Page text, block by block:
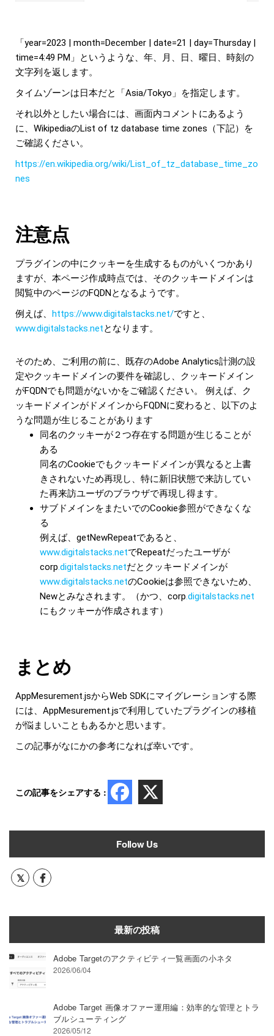
「year=2023 | month=December | date=21 | day=Thursday |
time=4:49 PM」というような、年、月、日、曜日、時刻の
文字列を返します。
タイムゾーンは日本だと「Asia/Tokyo」を指定します。
それ以外としたい場合には、画面内コメントにあるよう
に、WikipediaのList of tz database time zones（下記）を
ご確認ください。
https://en.wikipedia.org/wiki/List_of_tz_database_time_zo
nes
注意点
プラグインの中にクッキーを生成するものがいくつかあり
ますが、本ページ作成時点では、そのクッキードメインは
閲覧中のページのFQDNとなるようです。
例えば、 https://www.digitalstacks.net/ですと、
www.digitalstacks.netとなります。
そのため、ご利用の前に、既存のAdobe Analytics計測の設
定やクッキードメインの要件を確認し、クッキードメイン
がFQDNでも問題がないかをご確認ください。 例えば、ク
ッキードメインがドメインからFQDNに変わると、以下のよ
うな問題が生じることがあります
同名のクッキーが２つ存在する問題が生じることが
ある
同名のCookieでもクッキードメインが異なると上書
きされないため再現し、特に新旧状態で来訪してい
た再来訪ユーザのブラウザで再現し得ます。
サブドメインをまたいでのCookie参照ができなくな
る
例えば、getNewRepeatであると、
www.digitalstacks.netでRepeatだったユーザが
corp.digitalstacks.netだとクッキードメインが
www.digitalstacks.netのCookieは参照できないため、
Newとみなされます。（かつ、corp.digitalstacks.net
にもクッキーが作成されます）
まとめ
AppMesurement.jsからWeb SDKにマイグレーションする際
には、AppMesurement.jsで利用していたプラグインの移植
が悩ましいこともあるかと思います。
この記事がなにかの参考になれば幸いです。
この記事をシェアする :
Follow Us
最新の投稿
Adobe Targetのアクティビティ一覧画面の小ネタ
2026/06/04
Adobe Target 画像オファー運用編：効率的な管理とトラ
ブルシューティング
2026/05/12